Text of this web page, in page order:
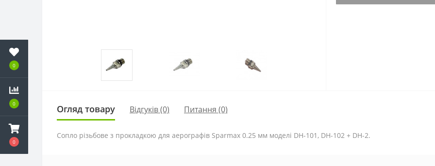
0
0
0
Огляд товару Відгуків (0) Питання (0)
Сопло різьбове з прокладкою для аерографів Sparmax 0.25 мм моделі DH-101, DH-102 + DH-2.